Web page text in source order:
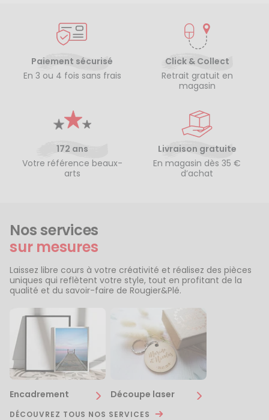
Paiement sécurisé
En 3 ou 4 fois sans frais
Click & Collect
Retrait gratuit en
magasin
172 ans
Votre référence beaux-
arts
Livraison gratuite
En magasin dès 35 €
d’achat
Nos services
sur mesures
Laissez libre cours à votre créativité et réalisez des pièces
uniques qui reflètent votre style, tout en profitant de la
qualité et du savoir-faire de Rougier&Plé.
Encadrement Découpe laser
DÉCOUVREZ TOUS NOS SERVICES